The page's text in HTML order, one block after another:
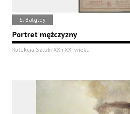
S. Balgley
Portret mężczyzny
Kolekcja Sztuki XX i XXI wieku